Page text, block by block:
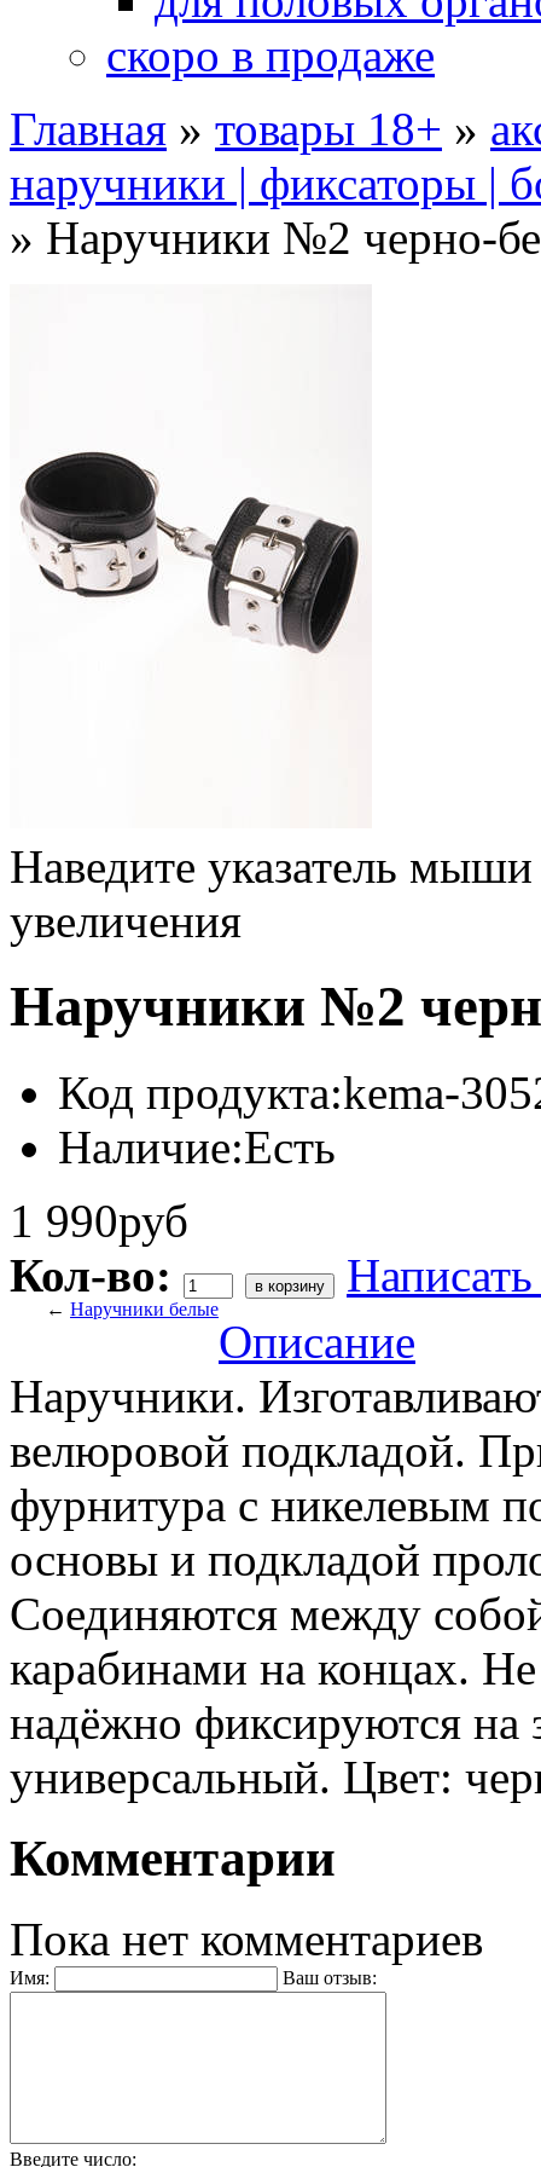
скоро в продаже
Главная » товары 18+ »
наручники | фиксаторы |
» Наручники №2 черно-
Наведите указатель
увеличения
Наручники №2
Код продукта:kema-
Наличие:Есть
1 990руб
Кол-во:
← Наручники белые
Описание
Наручники.
велюровой подкладой.
фурнитура с никелевым
основы и подкладой
Соединяются между
карабинами на концах.
надёжно фиксируются на
универсальный. Цвет:
Комментарии
Пока нет комментариев
Имя: Ваш отзыв:
Введите число: